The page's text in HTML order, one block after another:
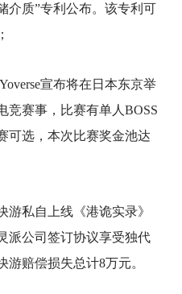
介质”专利公布。该专利可
宣布将在日本东京举
竞赛事，比赛有单人BOSS
可选，本次比赛奖金池达
游私自上线《港诡实录》
派公司签订协议享受独代
赔偿损失总计8万元。